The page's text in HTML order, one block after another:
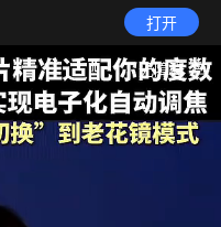
打开
无障碍